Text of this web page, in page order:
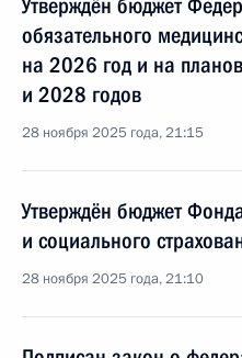
Утверждён бюджет
обязательного
на 2026 год и на
и 2028 годов
28 ноября 2025 года, 21:15
Утверждён бюджет
и социального
28 ноября 2025 года, 21:10